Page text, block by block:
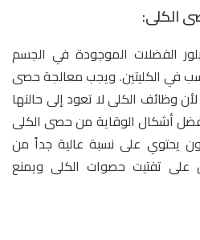
الكلى:
الفضلات الموجودة في الجسم
في الكليتين. ويجب معالجة حصى
وظائف الكلى لا تعود إلى حالتها
أشكال الوقاية من حصى الكلى
يحتوي على نسبة عالية جداً من
تفتيت حصوات الكلى ويمنع